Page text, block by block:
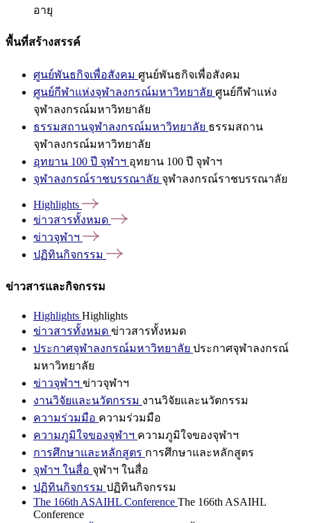
อายุ
พื้นที่สร้างสรรค์
ศูนย์พันธกิจเพื่อสังคม ศูนย์พันธกิจเพื่อสังคม
ศูนย์กีฬาแห่งจุฬาลงกรณ์มหาวิทยาลัย ศูนย์กีฬาแห่ง
จุฬาลงกรณ์มหาวิทยาลัย
ธรรมสถานจุฬาลงกรณ์มหาวิทยาลัย ธรรมสถาน
จุฬาลงกรณ์มหาวิทยาลัย
อุทยาน 100 ปี จุฬาฯ อุทยาน 100 ปี จุฬาฯ
จุฬาลงกรณ์ราชบรรณาลัย จุฬาลงกรณ์ราชบรรณาลัย
Highlights
ข่าวสารทั้งหมด
ข่าวจุฬาฯ
ปฏิทินกิจกรรม
ข่าวสารและกิจกรรม
Highlights Highlights
ข่าวสารทั้งหมด ข่าวสารทั้งหมด
ประกาศจุฬาลงกรณ์มหาวิทยาลัย ประกาศจุฬาลงกรณ์
มหาวิทยาลัย
ข่าวจุฬาฯ ข่าวจุฬาฯ
งานวิจัยและนวัตกรรม งานวิจัยและนวัตกรรม
ความร่วมมือ ความร่วมมือ
ความภูมิใจของจุฬาฯ ความภูมิใจของจุฬาฯ
การศึกษาและหลักสูตร การศึกษาและหลักสูตร
จุฬาฯ ในสื่อ จุฬาฯ ในสื่อ
ปฏิทินกิจกรรม ปฏิทินกิจกรรม
The 166th ASAIHL Conference The 166th ASAIHL
Conference